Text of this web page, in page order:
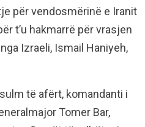
për vendosmërinë e Iranit
t’u hakmarrë për vrasjen
Izraeli, Ismail Haniyeh,
të afërt, komandanti i
Tomer Bar,